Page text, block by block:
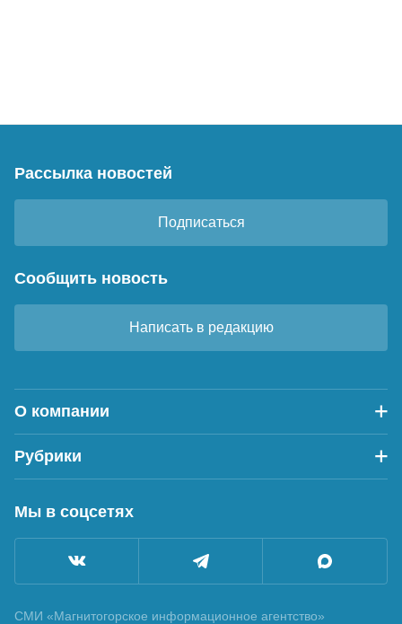
Рассылка новостей
Подписаться
Сообщить новость
Написать в редакцию
О компании
Рубрики
Мы в соцсетях
СМИ «Магнитогорское информационное агентство»